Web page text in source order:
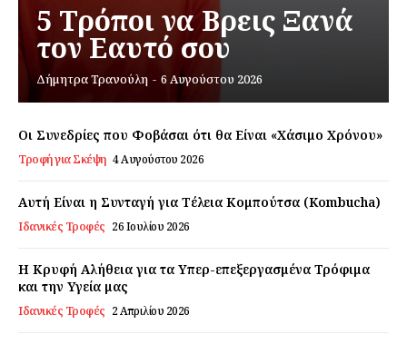
Εγγραφείτε τώρα!
Σχετικά με εμάς
Ο λογαριασμός μου
Επικοινωνία
5 Τρόποι να Βρεις Ξανά
τον Εαυτό σου
Δήμητρα Τρανούλη - 6 Αυγούστου 2026
Οι Συνεδρίες που Φοβάσαι ότι θα Είναι «Χάσιμο Χρόνου»
Τροφή για Σκέψη 4 Αυγούστου 2026
Αυτή Είναι η Συνταγή για Τέλεια Κομπούτσα (Kombucha)
Ιδανικές Τροφές 26 Ιουλίου 2026
Η Κρυφή Αλήθεια για τα Υπερ-επεξεργασμένα Τρόφιμα
και την Υγεία μας
Ιδανικές Τροφές 2 Απριλίου 2026